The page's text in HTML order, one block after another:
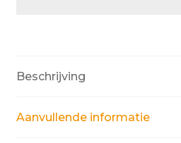
Beschrijving
Aanvullende informatie